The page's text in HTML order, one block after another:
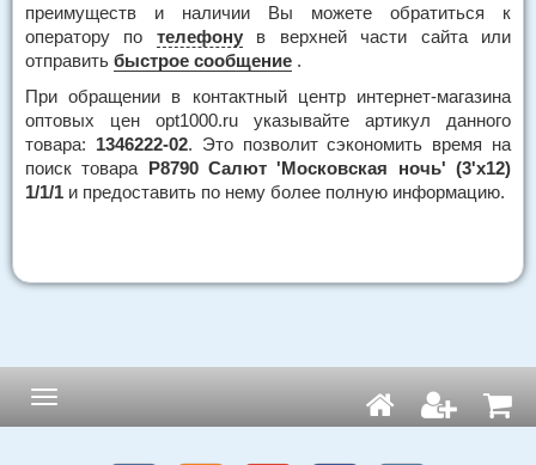
преимуществ и наличии Вы можете обратиться к
оператору по телефонув верхней части сайта или
отправить быстрое сообщение .
При обращении в контактный центр интернет-магазина
оптовых цен opt1000.ru указывайте артикул данного
товара: 1346222-02. Это позволит сэкономить время на
поиск товара Р8790 Салют 'Московская ночь' (3'х12)
1/1/1 и предоставить по нему более полную информацию.
Навигация